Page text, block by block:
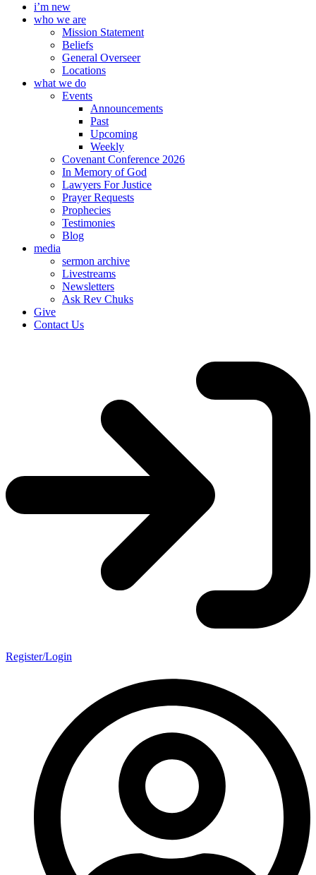
i’m new
who we are
Mission Statement
Beliefs
General Overseer
Locations
what we do
Events
Announcements
Past
Upcoming
Weekly
Covenant Conference 2026
In Memory of God
Lawyers For Justice
Prayer Requests
Prophecies
Testimonies
Blog
media
sermon archive
Livestreams
Newsletters
Ask Rev Chuks
Give
Contact Us
Register/Login